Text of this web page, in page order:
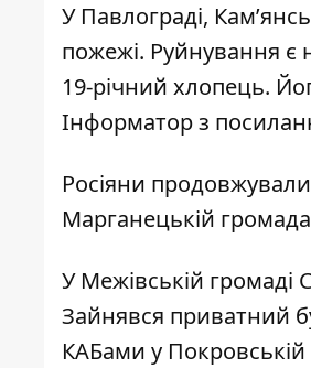
У Павлограді,
пожежі. Руйнування є
19-річний хлопець.
Інформатор з
Росіяни
Марганецькій
У Межівській громаді
Зайнявся приватний
КАБами у